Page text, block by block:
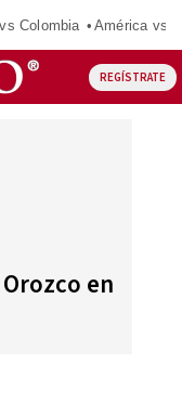
Colombia América vs
REGÍSTRATE
en